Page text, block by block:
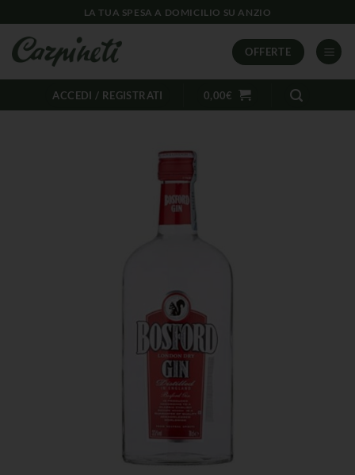
LA TUA SPESA A DOMICILIO SU ANZIO
OFFERTE
ACCEDI / REGISTRATI 0,00€